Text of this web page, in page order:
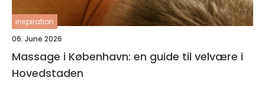
inspiration
06. June 2026
Massage i København: en guide til velvære i
Hovedstaden